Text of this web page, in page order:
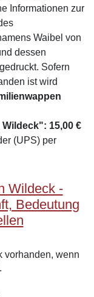
Informationen zur
Waibel von
dessen
Sofern
ist wird
15,00 €
(UPS) per
Wildeck -
Bedeutung
vorhanden, wenn